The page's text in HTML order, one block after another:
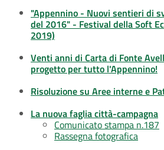
"Appennino - Nuovi sentieri di
del 2016" - Festival della Soft
2019)
Venti anni di Carta di Fonte
progetto per tutto l'Appennino!
Risoluzione su Aree interne e
La nuova faglia città-campagna
Comunicato stampa n.187
Rassegna fotografica